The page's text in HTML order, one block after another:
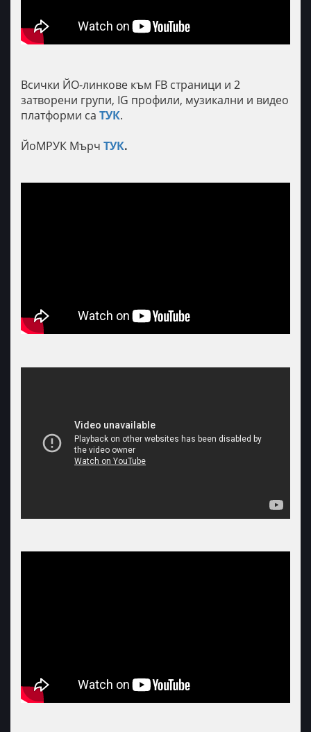
Всички ЙО-линкове към FB страници и 2
затворени групи, IG профили, музикални и видео
платформи са ТУК.
ЙоМРУК Мърч ТУК.